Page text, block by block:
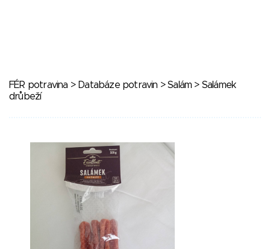
FÉR potravina > Databáze potravin >Salám > Salámek
drůbeží